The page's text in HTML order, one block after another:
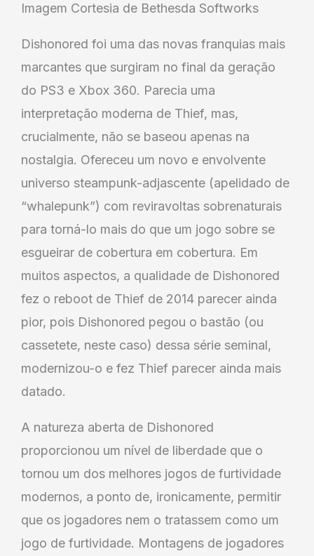
Imagem Cortesia de Bethesda Softworks
Dishonored foi uma das novas franquias mais
marcantes que surgiram no final da geração
do PS3 e Xbox 360. Parecia uma
interpretação moderna de Thief, mas,
crucialmente, não se baseou apenas na
nostalgia. Ofereceu um novo e envolvente
universo steampunk-adjascente (apelidado de
“whalepunk”) com reviravoltas sobrenaturais
para torná-lo mais do que um jogo sobre se
esgueirar de cobertura em cobertura. Em
muitos aspectos, a qualidade de Dishonored
fez o reboot de Thief de 2014 parecer ainda
pior, pois Dishonored pegou o bastão (ou
cassetete, neste caso) dessa série seminal,
modernizou-o e fez Thief parecer ainda mais
datado.
A natureza aberta de Dishonored
proporcionou um nível de liberdade que o
tornou um dos melhores jogos de furtividade
modernos, a ponto de, ironicamente, permitir
que os jogadores nem o tratassem como um
jogo de furtividade. Montagens de jogadores